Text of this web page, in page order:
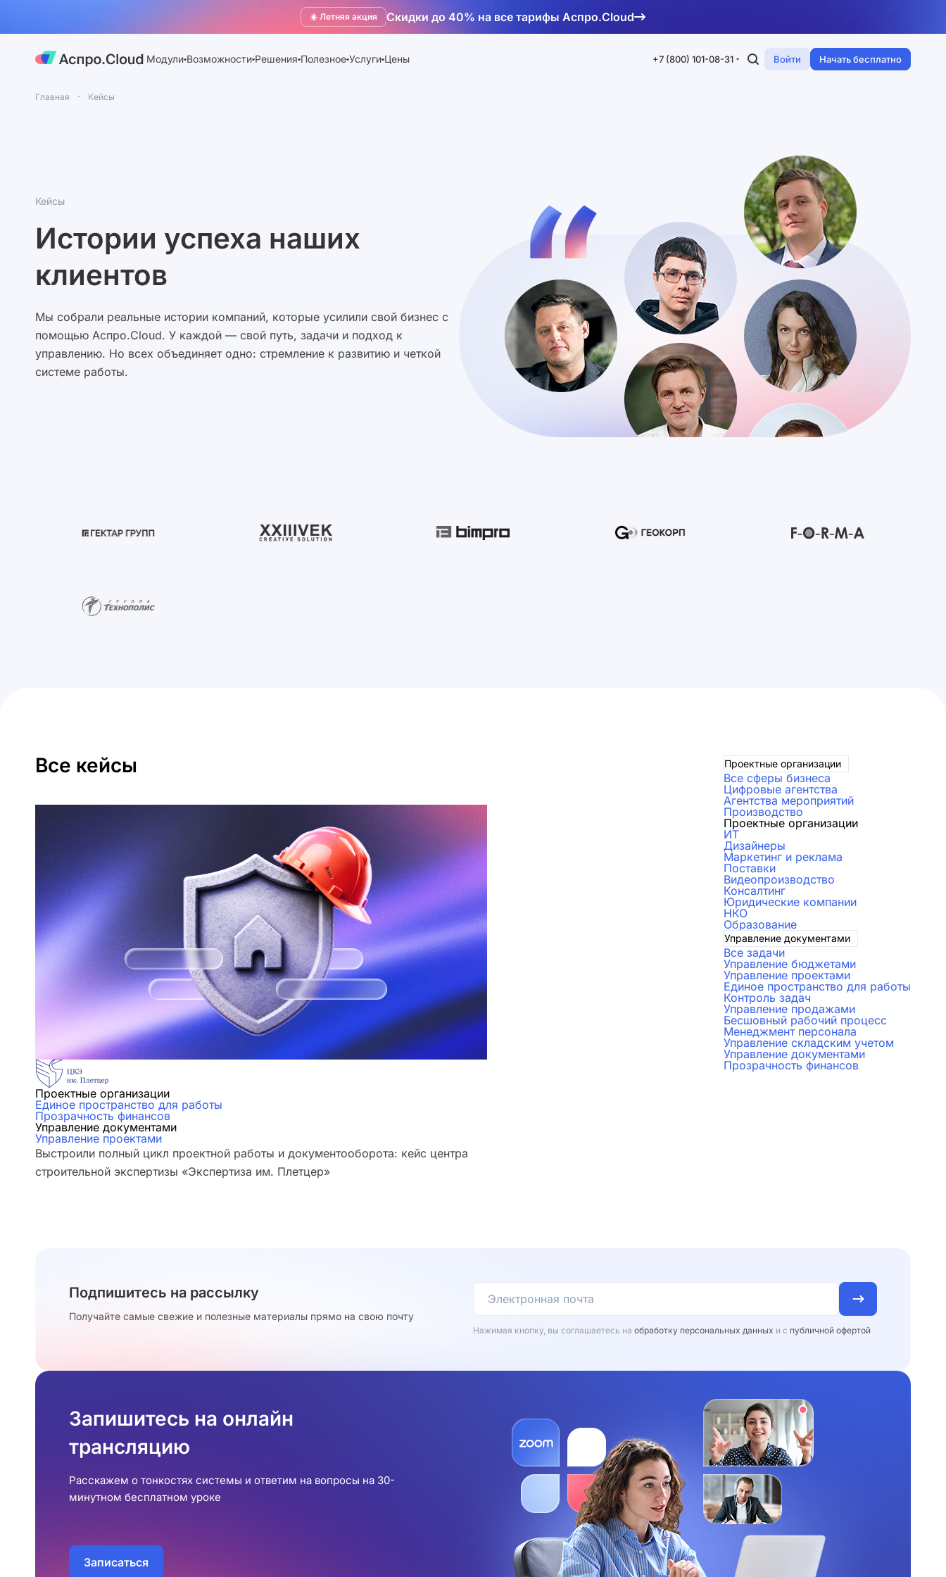
☀️ Летняя акция Скидки до 40% на все тарифы Аспро.Cloud
Модули Возможности Решения Полезное Услуги Цены +7 (800) 101-08-31 Войти Начать бесплатно
Главная Кейсы
Кейсы
Истории успеха наших
клиентов
Мы собрали реальные истории компаний, которые усилили свой бизнес с
помощью Аспро.Cloud. У каждой — свой путь, задачи и подход к
управлению. Но всех объединяет одно: стремление к развитию и четкой
системе работы.
Все кейсы Проектные организации
Все сферы бизнеса
Цифровые агентства
Агентства мероприятий
Производство
Проектные организации
ИТ
Дизайнеры
Маркетинг и реклама
Поставки
Видеопроизводство
Консалтинг
Юридические компании
НКО
Образование
Управление документами
Все задачи
Управление бюджетами
Управление проектами
Единое пространство для работы
Контроль задач
Управление продажами
Бесшовный рабочий процесс
Менеджмент персонала
Управление складским учетом
Управление документами
Прозрачность финансов
Проектные организации
Единое пространство для работы
Прозрачность финансов
Управление документами
Управление проектами
Выстроили полный цикл проектной работы и документооборота: кейс центра
строительной экспертизы «Экспертиза им. Плетцер»
Подпишитесь на рассылку
Получайте самые свежие и полезные материалы прямо на свою почту
Нажимая кнопку, вы соглашаетесь на обработку персональных данных и с публичной офертой
Запишитесь на онлайн
трансляцию
Расскажем о тонкостях системы и ответим на вопросы на 30-
минутном бесплатном уроке
Записаться